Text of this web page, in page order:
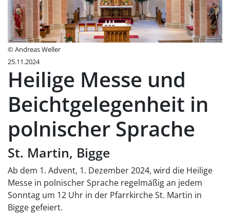
© Andreas Weller
25.11.2024
Heilige Messe und
Beichtgelegenheit in
polnischer Sprache
St. Martin, Bigge
Ab dem 1. Advent, 1. Dezember 2024, wird die Heilige
Messe in polnischer Sprache regelmäßig an jedem
Sonntag um 12 Uhr in der Pfarrkirche St. Martin in
Bigge gefeiert.